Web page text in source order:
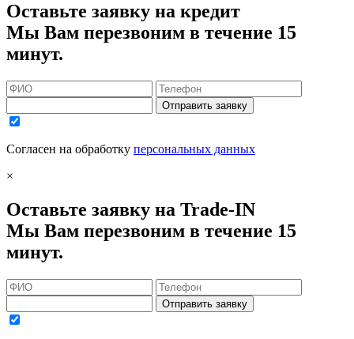
Оставьте заявку на кредит
Мы Вам перезвоним в течение 15
минут.
Отправить заявку
Согласен на обработку персональных данных
×
Оставьте заявку на Trade-IN
Мы Вам перезвоним в течение 15
минут.
Отправить заявку